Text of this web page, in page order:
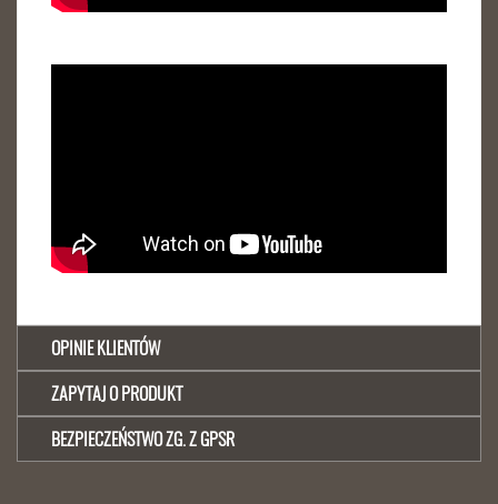
OPINIE KLIENTÓW
ZAPYTAJ O PRODUKT
BEZPIECZEŃSTWO ZG. Z GPSR